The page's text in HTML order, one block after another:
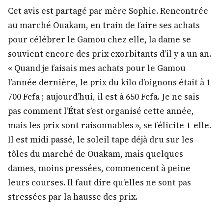
Cet avis est partagé par mère Sophie. Rencontrée
au marché Ouakam, en train de faire ses achats
pour célébrer le Gamou chez elle, la dame se
souvient encore des prix exorbitants d’il y a un an.
« Quand je faisais mes achats pour le Gamou
l’année dernière, le prix du kilo d’oignons était à 1
700 Fcfa ; aujourd’hui, il est à 650 Fcfa. Je ne sais
pas comment l’État s’est organisé cette année,
mais les prix sont raisonnables », se félicite-t-elle.
Il est midi passé, le soleil tape déjà dru sur les
tôles du marché de Ouakam, mais quelques
dames, moins pressées, commencent à peine
leurs courses. Il faut dire qu’elles ne sont pas
stressées par la hausse des prix.